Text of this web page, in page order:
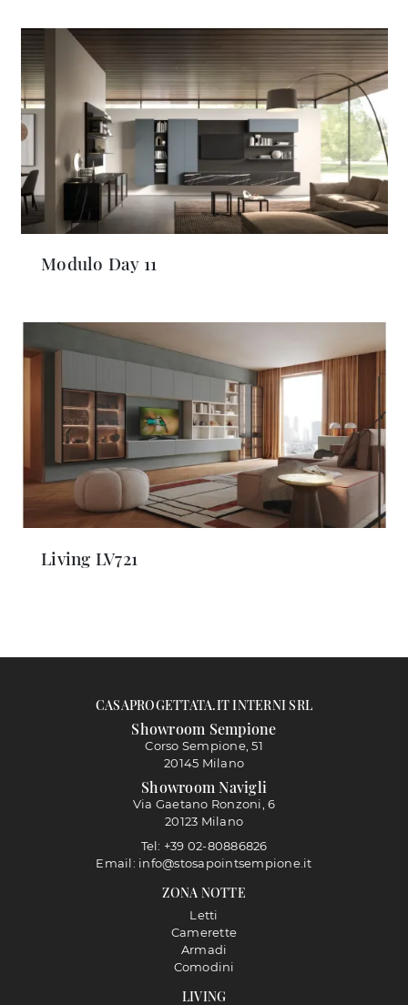
Modulo Day 11
Living LV721
LIVING
ZONA NOTTE
Letti
Camerette
Armadi
Comodini
CASAPROGETTATA.IT INTERNI SRL
Showroom Sempione
Corso Sempione, 51
20145 Milano
Showroom Navigli
Via Gaetano Ronzoni, 6
20123 Milano
Tel: +39 02-80886826
Email: info@stosapointsempione.it